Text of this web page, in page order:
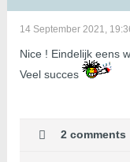
14 September 2021,
Nice ! Eindelijk eens
Veel succes
2 comments